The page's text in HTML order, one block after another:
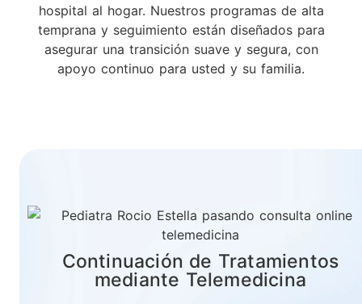
hospital al hogar. Nuestros programas de alta
temprana y seguimiento están diseñados para
asegurar una transición suave y segura, con
apoyo continuo para usted y su familia.
Continuación de Tratamientos
mediante Telemedicina